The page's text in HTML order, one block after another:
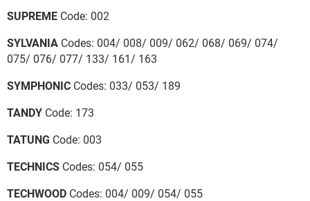
SUPREME Code: 002
SYLVANIA Codes: 004/ 008/ 009/ 062/ 068/ 069/ 074/
075/ 076/ 077/ 133/ 161/ 163
SYMPHONIC Codes: 033/ 053/ 189
TANDY Code: 173
TATUNG Code: 003
TECHNICS Codes: 054/ 055
TECHWOOD Codes: 004/ 009/ 054/ 055